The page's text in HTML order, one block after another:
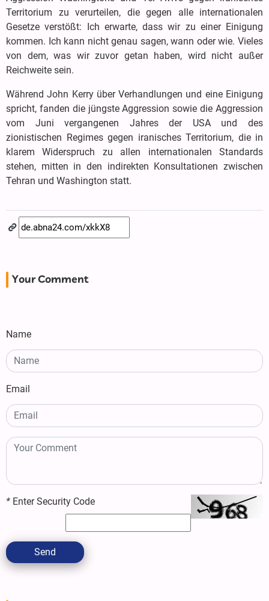
Territorium zu verurteilen, die gegen alle internationalen
Gesetze verstößt: Ich erwarte, dass wir zu einer Einigung
kommen. Ich kann nicht genau sagen, wann oder wie. Vieles
von dem, was wir zuvor getan haben, wird nicht außer
Reichweite sein.
Während John Kerry über Verhandlungen und eine Einigung
spricht, fanden die jüngste Aggression sowie die Aggression
vom Juni vergangenen Jahres der USA und des
zionistischen Regimes gegen iranisches Territorium, die in
klarem Widerspruch zu allen internationalen Standards
stehen, mitten in den indirekten Konsultationen zwischen
Tehran und Washington statt.
Your Comment
Name
Email
* Enter Security Code
Send